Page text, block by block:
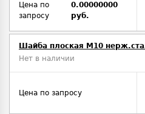
Цена по
запросу
0.00000000
руб.
Шайба плоская М10
Нет в наличии
Цена по запросу